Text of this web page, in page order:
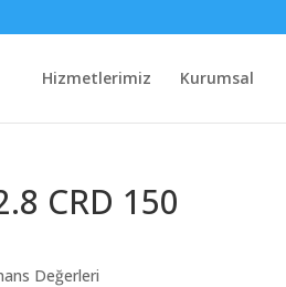
Hizmetlerimiz Kurumsal
CRD 150
Değerleri